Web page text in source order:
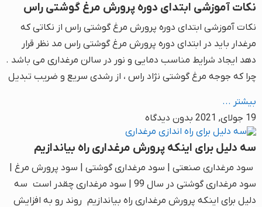
نکات آموزشی ابتدای دوره پرورش مرغ گوشتی راس
نکات آموزشی ابتدای دوره پرورش مرغ گوشتی راس از نکاتی که
مرغدار باید در ابتدای دوره پرورش مرغ گوشتی راس مد نظر قرار
دهد ایجاد شرایط مناسب دمایی و نور در سالن مرغداری می باشد .
چرا که جوجه مرغ گوشتی نژاد راس ، از رشدی سریع و ضریب تبدیل
بیشتر ...
19 جولای, 2021
بدون دیدگاه
سه دلیل برای اینکه پرورش مرغداری راه بیاندازیم
سود مرغداری صنعتی | سود مرغداری گوشتی | سود پرورش مرغ |
سود مرغداری گوشتی در سال 99 | سود مرغداری چقدر است سه
دلیل برای اینکه پرورش مرغداری راه بیاندازیم روند رو به افزایش